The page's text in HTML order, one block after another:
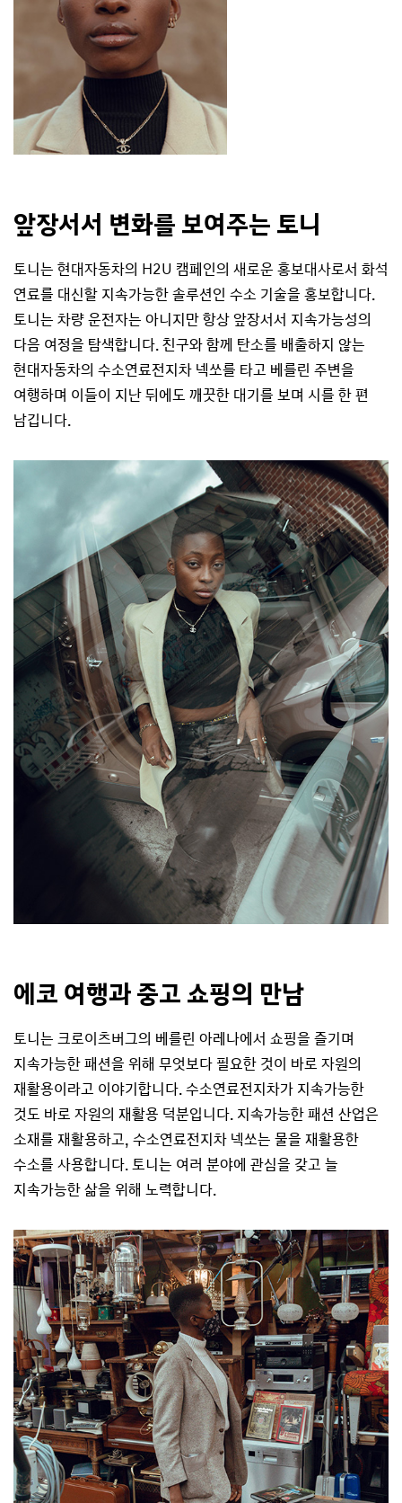
앞장서서 변화를 보여주는 토니
토니는 현대자동차의 H2U 캠페인의 새로운 홍보대사로서 화석
연료를 대신할 지속가능한 솔루션인 수소 기술을 홍보합니다.
토니는 차량 운전자는 아니지만 항상 앞장서서 지속가능성의
다음 여정을 탐색합니다. 친구와 함께 탄소를 배출하지 않는
현대자동차의 수소연료전지차 넥쏘를 타고 베를린 주변을
여행하며 이들이 지난 뒤에도 깨끗한 대기를 보며 시를 한 편
남깁니다.
에코 여행과 중고 쇼핑의 만남
토니는 크로이츠버그의 베를린 아레나에서 쇼핑을 즐기며
지속가능한 패션을 위해 무엇보다 필요한 것이 바로 자원의
재활용이라고 이야기합니다. 수소연료전지차가 지속가능한
것도 바로 자원의 재활용 덕분입니다. 지속가능한 패션 산업은
소재를 재활용하고, 수소연료전지차 넥쏘는 물을 재활용한
수소를 사용합니다. 토니는 여러 분야에 관심을 갖고 늘
지속가능한 삶을 위해 노력합니다.